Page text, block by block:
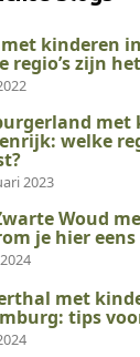
kinderen
regio’s zijn
met
welke
2023
Woud
je hier
met
tips